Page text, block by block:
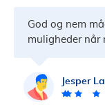
God og nem
muligheder når
Jesper